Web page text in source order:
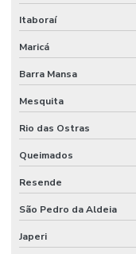
Itaboraí
Maricá
Barra Mansa
Mesquita
Rio das Ostras
Queimados
Resende
São Pedro da Aldeia
Japeri